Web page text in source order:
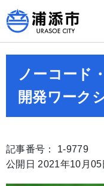
ノーコード
開発ワーク
記事番号： 1-9779
公開日 2021年10月05